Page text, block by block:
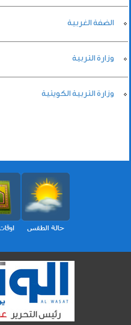
الضفة الغربية
وزارة التربية
وزارة التربية الكويتية